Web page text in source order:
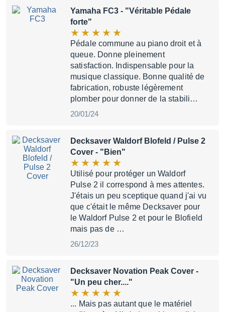
Yamaha FC3 - "Véritable Pédale
forte"
Pédale commune au piano droit et à
queue. Donne pleinement
satisfaction. Indispensable pour la
musique classique. Bonne qualité de
fabrication, robuste légèrement
plomber pour donner de la stabili…
20/01/24
Decksaver Waldorf Blofeld / Pulse 2
Cover - "Bien"
Utilisé pour protéger un Waldorf
Pulse 2 il correspond à mes attentes.
J'étais un peu sceptique quand j'ai vu
que c'était le même Decksaver pour
le Waldorf Pulse 2 et pour le Blofield
mais pas de …
26/12/23
Decksaver Novation Peak Cover -
"Un peu cher...."
... Mais pas autant que le matériel